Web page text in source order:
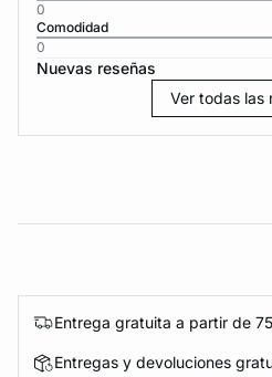
0
Comodidad
0
Nuevas reseñas
Ver todas las
Entrega gratuita a partir de
Entregas y devoluciones